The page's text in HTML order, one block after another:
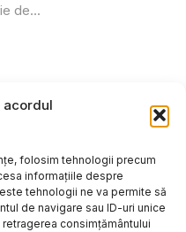
acordul
folosim tehnologii precum
informațiile despre
tehnologii ne va permite să
de navigare sau ID-uri unice
consimțământului
de...